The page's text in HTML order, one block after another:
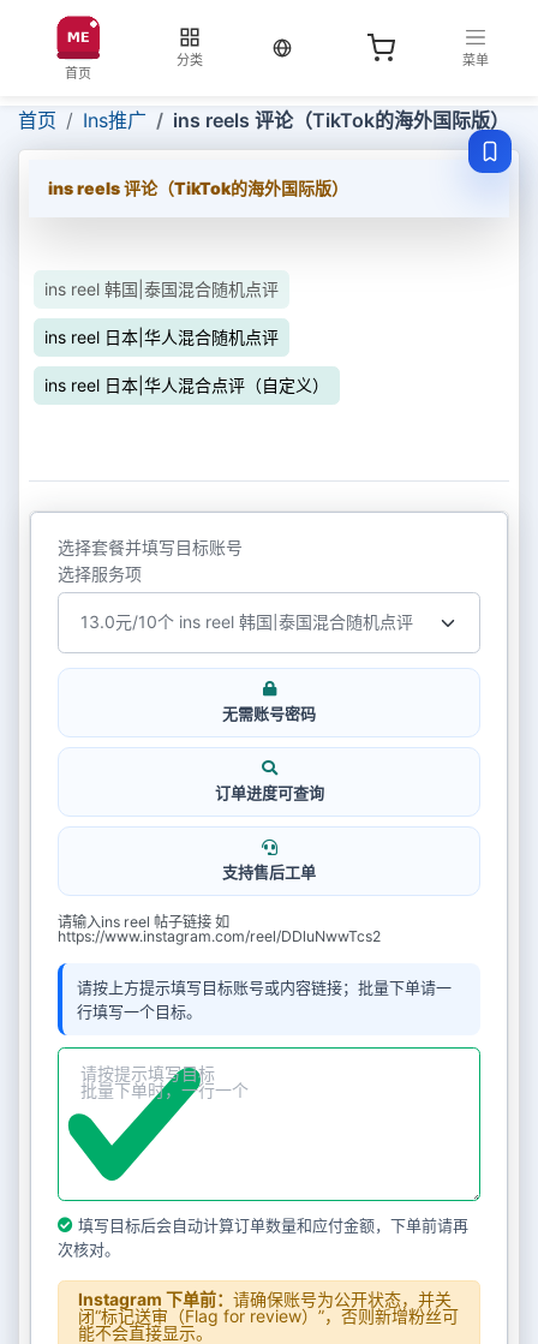
首页
分类
当前语言：中文
菜单
首页 Ins推广 ins reels 评论（TikTok的海外国际版）
ins reels 评论（TikTok的海外国际版）
ins reel 韩国|泰国混合随机点评
ins reel 日本|华人混合随机点评
ins reel 日本|华人混合点评（自定义）
选择套餐并填写目标账号
选择服务项
无需账号密码
订单进度可查询
支持售后工单
请输入ins reel 帖子链接 如
https://www.instagram.com/reel/DDluNwwTcs2
请按上方提示填写目标账号或内容链接；批量下单请一
行填写一个目标。
填写目标后会自动计算订单数量和应付金额，下单前请再
次核对。
Instagram 下单前： 请确保账号为公开状态，并关
闭“标记送审（Flag for review）”，否则新增粉丝可
能不会直接显示。